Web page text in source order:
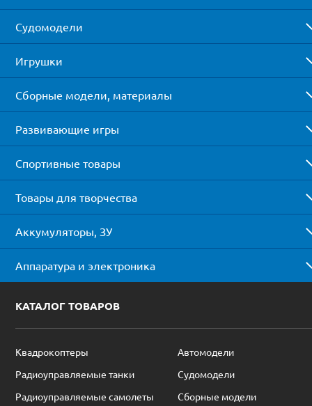
Судомодели
Игрушки
Сборные модели, материалы
Развивающие игры
Спортивные товары
Товары для творчества
Аккумуляторы, ЗУ
Аппаратура и электроника
КАТАЛОГ ТОВАРОВ
Квадрокоптеры
Автомодели
Радиоуправляемые танки
Судомодели
Радиоуправляемые самолеты
Сборные модели